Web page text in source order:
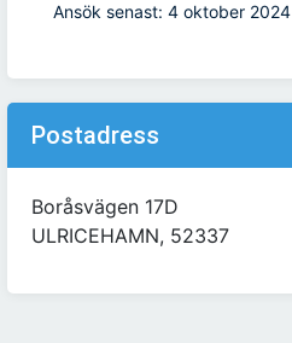
Ansök senast: 4 oktober 2024
Postadress
Boråsvägen 17D
ULRICEHAMN, 52337